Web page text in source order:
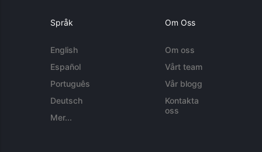
Språk
English
Español
Português
Deutsch
Mer...
Om Oss
Om oss
Vårt team
Vår blogg
Kontakta
oss